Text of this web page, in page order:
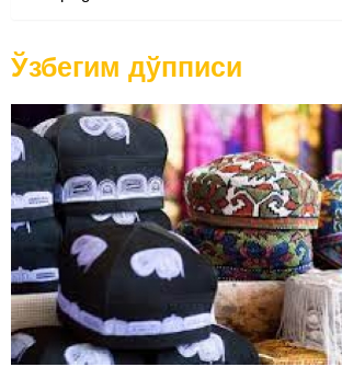
Ўзбегим дўпписи